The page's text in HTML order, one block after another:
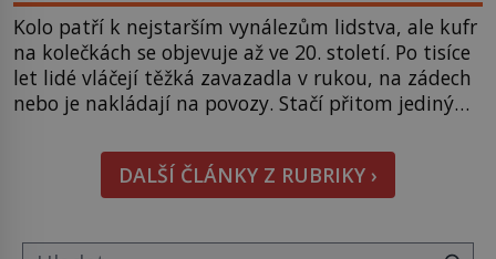
Kolo patří k nejstarším vynálezům lidstva, ale kufr
na kolečkách se objevuje až ve 20. století. Po tisíce
let lidé vláčejí těžká zavazadla v rukou, na zádech
nebo je nakládají na povozy. Stačí přitom jediný
nikdo dlouho nedostane. Až jednou se na letišti
ozve věta, která změní […]
DALŠÍ ČLÁNKY Z RUBRIKY ›